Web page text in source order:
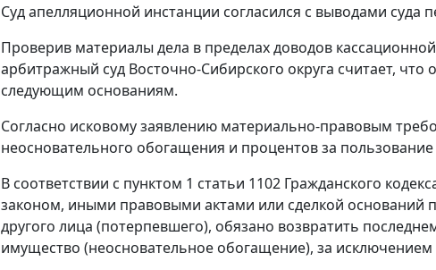
Суд апелляционной инстанции согласился с выводами суда
Проверив материалы дела в пределах доводов
арбитражный суд Восточно-Сибирского округа считает,
следующим основаниям.
Согласно исковому заявлению материально-правовым
неосновательного обогащения и процентов за
В соответствии с пунктом 1 статьи 1102 Гражданского
законом, иными правовыми актами или сделкой оснований
другого лица (потерпевшего), обязано возвратить
имущество (неосновательное обогащение), за